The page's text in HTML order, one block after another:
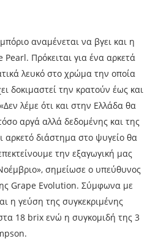
αναµένεται να βγει και η
Pearl. Πρόκειται για ένα αρκετά
λευκό στο χρώµα την οποία
δοκιµαστεί την κρατούν έως και
λέµε ότι και στην Ελλάδα θα
αργά αλλά δεδοµένης και της
αρκετό διάστηµα στο ψυγείο θα
την εξαγωγική µας
σηµείωσε ο υπεύθυνος
Grape Evolution. Σύµφωνα µε
η γεύση της συγκεκριµένης
στα 18 brix ενώ η συγκοµιδή της 3